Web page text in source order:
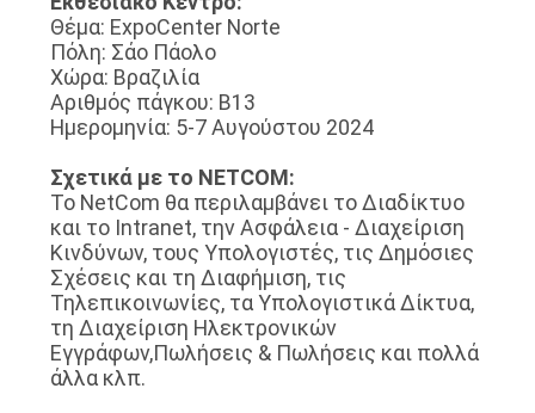
SITEMAP
ΠΟΛΙΤΙΚΉ
ΑΠΟΡΡΉΤΟΥ
Θέμα: ExpoCenter Norte
Πόλη: Σάο Πάολο
Χώρα: Βραζιλία
Αριθμός πάγκου: Β13
Ημερομηνία: 5-7 Αυγούστου 2024
Σχετικά με το NETCOM:
Το NetCom θα περιλαμβάνει το Διαδίκτυο
και το Intranet, την Ασφάλεια - Διαχείριση
Κινδύνων, τους Υπολογιστές, τις Δημόσιες
Σχέσεις και τη Διαφήμιση, τις
Τηλεπικοινωνίες, τα Υπολογιστικά Δίκτυα,
τη Διαχείριση Ηλεκτρονικών
Εγγράφων,Πωλήσεις & Πωλήσεις και πολλά
άλλα κλπ.